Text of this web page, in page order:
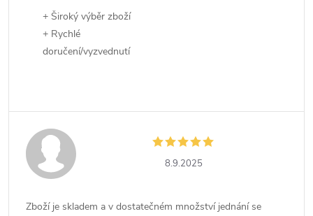
+ Široký výběr zboží
+ Rychlé
doručení/vyzvednutí
8.9.2025
Zboží je skladem a v dostatečném množství jednání se